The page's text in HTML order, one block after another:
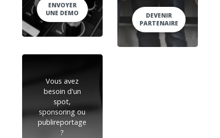
ENVOYER
UNE DEMO
DEVENIR
PARTENAIRE
Vous avez
besoin d'un
spot,
sponsoring ou
publireportage
?